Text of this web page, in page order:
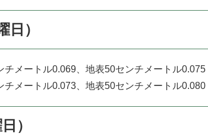
日）
メートル0.069、地表50センチメートル0.075
メートル0.073、地表50センチメートル0.080
）